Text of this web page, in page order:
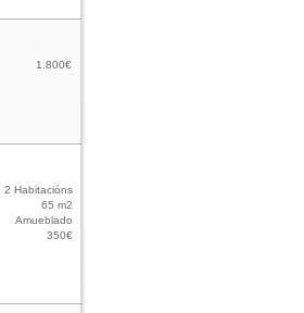
1.800€
2 Habitacións
65 m2
Amueblado
350€